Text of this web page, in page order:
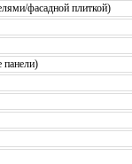
фасадной плиткой)
панели)